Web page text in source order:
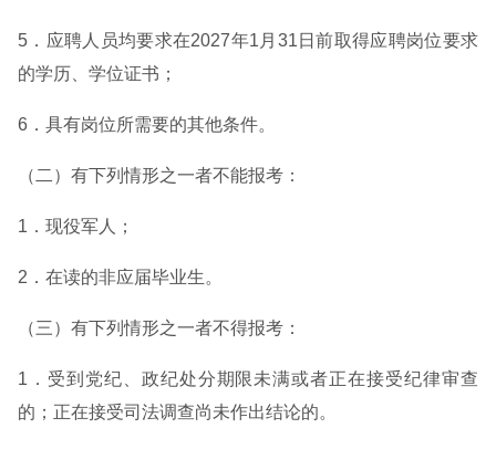
5．应聘人员均要求在2027年1月31日前取得应聘岗位要求
的学历、学位证书；
6．具有岗位所需要的其他条件。
（二）有下列情形之一者不能报考：
1．现役军人；
2．在读的非应届毕业生。
（三）有下列情形之一者不得报考：
1．受到党纪、政纪处分期限未满或者正在接受纪律审查
的；正在接受司法调查尚未作出结论的。